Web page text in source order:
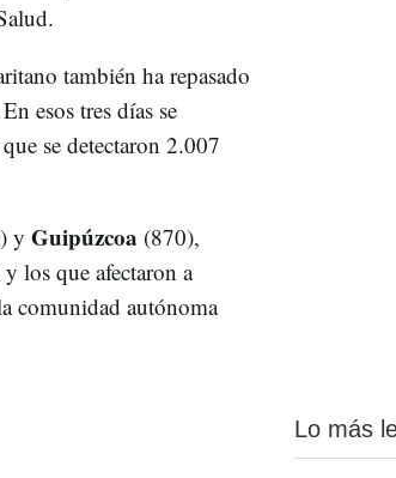
también ha repasado
esos tres días se
se detectaron 2.007
y Guipúzcoa (870),
los que afectaron a
comunidad autónoma
Lo más